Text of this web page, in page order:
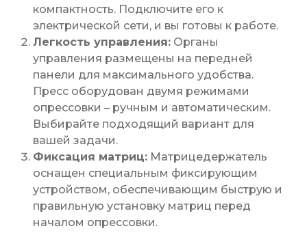
компактность. Подключите его к
электрической сети, и вы готовы к работе.
Легкость управления: Органы
управления размещены на передней
панели для максимального удобства.
Пресс оборудован двумя режимами
опрессовки – ручным и автоматическим.
Выбирайте подходящий вариант для
вашей задачи.
Фиксация матриц: Матрицедержатель
оснащен специальным фиксирующим
устройством, обеспечивающим быструю и
правильную установку матриц перед
началом опрессовки.